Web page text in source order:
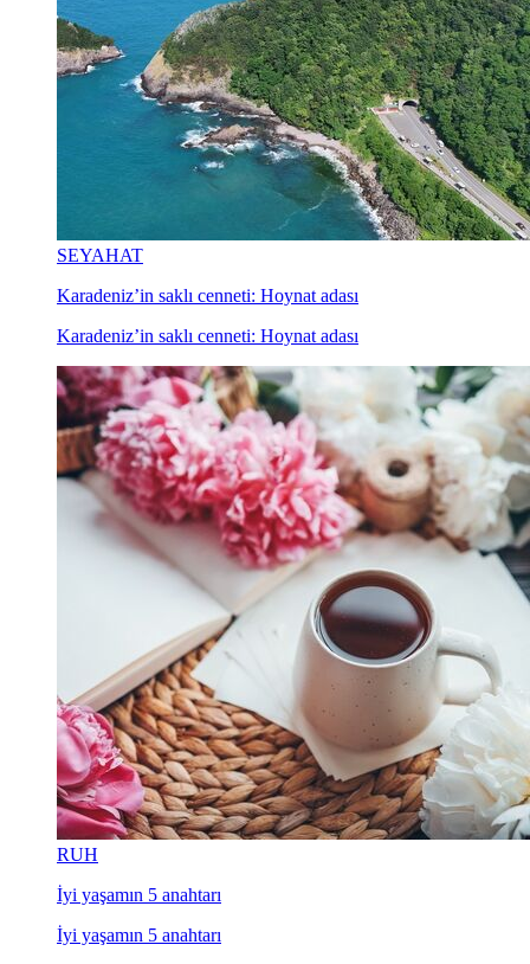
SEYAHAT
Karadeniz’in saklı cenneti: Hoynat adası
Karadeniz’in saklı cenneti: Hoynat adası
RUH
İyi yaşamın 5 anahtarı
İyi yaşamın 5 anahtarı